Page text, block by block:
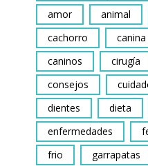
amor
animal
cachorro
canina
caninos
cirugía
consejos
dientes
dieta
enfermedades
frio
garrapatas